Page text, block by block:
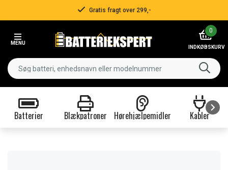
Gratis fragt over 299,-
MENU
0
INDKØBSKURV
Batterier Blækpatroner Hørehjælpemidler Kabler